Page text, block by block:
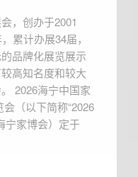
，创办于2001
累计办展34届，
品牌化展览展示
高知名度和较大
2026海宁中国家
（以下简称“2026
宁家博会）定于